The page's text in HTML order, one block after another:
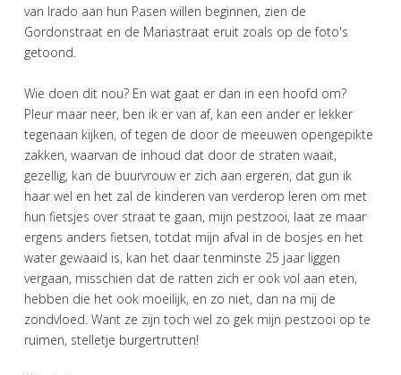
van Irado aan hun Pasen willen beginnen, zien de
Gordonstraat en de Mariastraat eruit zoals op de foto's
getoond.
Wie doen dit nou? En wat gaat er dan in een hoofd om?
Pleur maar neer, ben ik er van af, kan een ander er lekker
tegenaan kijken, of tegen de door de meeuwen opengepikte
zakken, waarvan de inhoud dat door de straten waait,
gezellig, kan de buurvrouw er zich aan ergeren, dat gun ik
haar wel en het zal de kinderen van verderop leren om met
hun fietsjes over straat te gaan, mijn pestzooi, laat ze maar
ergens anders fietsen, totdat mijn afval in de bosjes en het
water gewaaid is, kan het daar tenminste 25 jaar liggen
vergaan, misschien dat de ratten zich er ook vol aan eten,
hebben die het ook moeilijk, en zo niet, dan na mij de
zondvloed. Want ze zijn toch wel zo gek mijn pestzooi op te
ruimen, stelletje burgertrutten!